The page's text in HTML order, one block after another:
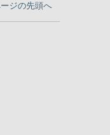
ジの先頭へ